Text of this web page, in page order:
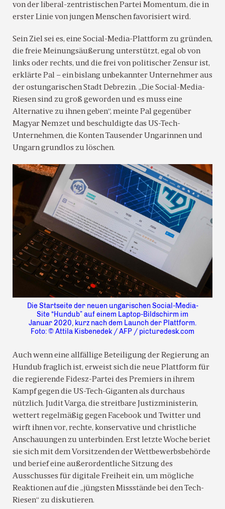
von der liberal-zentristischen Partei Momentum, die in
erster Linie von jungen Menschen favorisiert wird.
Sein Ziel sei es, eine Social-Media-Plattform zu gründen,
die freie Meinungsäußerung unterstützt, egal ob von
links oder rechts, und die frei von politischer Zensur ist,
erklärte Pal – ein bislang unbekannter Unternehmer aus
der ostungarischen Stadt Debrezin. „Die Social-Media-
Riesen sind zu groß geworden und es muss eine
Alternative zu ihnen geben“, meinte Pal gegenüber
Magyar Nemzet und beschuldigte das US-Tech-
Unternehmen, die Konten Tausender Ungarinnen und
Ungarn grundlos zu löschen.
Die Startseite der neuen ungarischen Social-Media-
Site “Hundub” auf einem Laptop-Bildschirm im
Januar 2020, kurz nach dem Launch der Plattform.
Foto: © Attila Kisbenedek / AFP / picturedesk.com
Auch wenn eine allfällige Beteiligung der Regierung an
Hundub fraglich ist, erweist sich die neue Plattform für
die regierende Fidesz-Partei des Premiers in ihrem
Kampf gegen die US-Tech-Giganten als durchaus
nützlich. Judit Varga, die streitbare Justizministerin,
wettert regelmäßig gegen Facebook und Twitter und
wirft ihnen vor, rechte, konservative und christliche
Anschauungen zu unterbinden. Erst letzte Woche beriet
sie sich mit dem Vorsitzenden der Wettbewerbsbehörde
und berief eine außerordentliche Sitzung des
Ausschusses für digitale Freiheit ein, um mögliche
Reaktionen auf die „jüngsten Missstände bei den Tech-
Riesen“ zu diskutieren.